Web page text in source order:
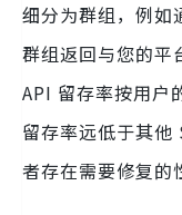
细分为群组，例如
群组返回与您的平
API 留存率按用户
留存率远低于其他
者存在需要修复的